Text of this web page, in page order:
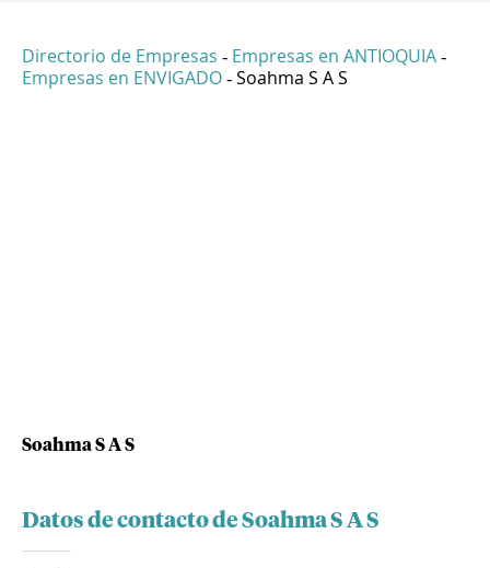
Directorio de Empresas - Empresas en ANTIOQUIA -
Empresas en ENVIGADO - Soahma S A S
Soahma S A S
Datos de contacto de Soahma S A S